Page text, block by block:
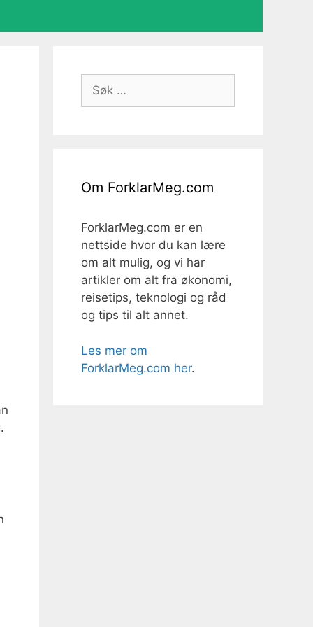
Søk
etter:
Om ForklarMeg.com
ForklarMeg.com er en
nettside hvor du kan lære
om alt mulig, og vi har
artikler om alt fra økonomi,
reisetips, teknologi og råd
og tips til alt annet.
Les mer om
ForklarMeg.com her.